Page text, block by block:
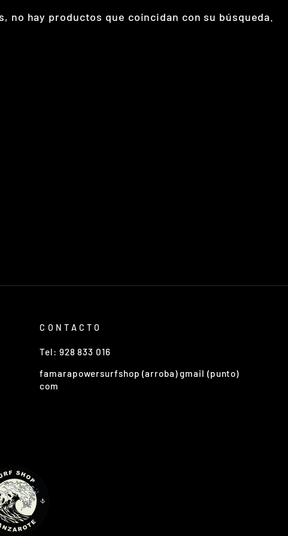
no hay productos que coincidan con su búsqueda.
CONTACTO
Tel: 928 833 016
famarapowersurfshop (arroba) gmail (punto)
com